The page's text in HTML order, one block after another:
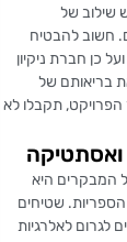
שילוב של
חשוב להבטיח
כן חברת ניקיון
בריאותם של
תקבלו לא
ואסתטיקה
המבקרים היא
הספריות. שטיחים
לגרום לאלרגיות